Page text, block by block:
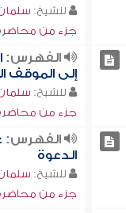
للشيخ:
جزء من محاضرة
الفهرس:
إلى الموقف
للشيخ:
جزء من
الفهرس:
الدعوة
للشيخ:
جزء من